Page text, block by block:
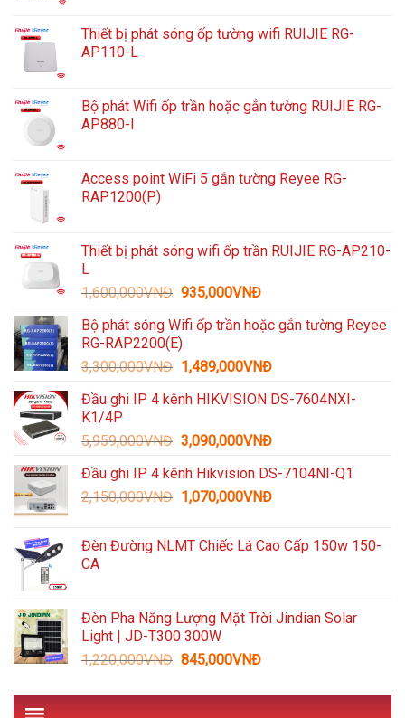
Thiết bị phát sóng ốp tường wifi RUIJIE RG-
AP110-L
Bộ phát Wifi ốp trần hoặc gắn tường RUIJIE RG-
AP880-I
Access point WiFi 5 gắn tường Reyee RG-
RAP1200(P)
Thiết bị phát sóng wifi ốp trần RUIJIE RG-AP210-
L
1,600,000VNĐ Giá
là:
1,600,000VNĐ.
935,000VNĐGiá
tại
935,000VNĐ.
Bộ phát sóng Wifi ốp trần hoặc gắn tường Reyee
RG-RAP2200(E)
3,300,000VNĐ Giá
là:
1,489,000VNĐGiá
tại
1,489,000VNĐ.
Đầu ghi IP 4 kênh HIKVISION DS-7604NXI-
K1/4P
5,959,000VNĐ Giá
là:
5,959,000VNĐ.
3,090,000VNĐGiá
tại
là:
Đầu ghi IP 4 kênh Hikvision DS-7104NI-Q1
2,150,000VNĐ Giá
2,150,000VNĐ.
1,070,000VNĐGiá
là:
Đèn Đường NLMT Chiếc Lá Cao Cấp 150w 150-
CA
Đèn Pha Năng Lượng Mặt Trời Jindian Solar
Light | JD-T300 300W
1,220,000VNĐ Giá
là:
845,000VNĐGiá
tại